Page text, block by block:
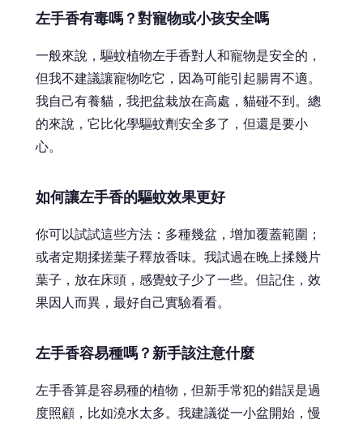
左手香有毒嗎？對寵物或小孩安全嗎
一般來說，驅蚊植物左手香對人和寵物是安全的，
但我不建議讓寵物吃它，因為可能引起腸胃不適。
我自己有養貓，我把盆栽放在高處，貓碰不到。總
的來說，它比化學驅蚊劑安全多了，但還是要小
心。
如何讓左手香的驅蚊效果更好
你可以試試這些方法：多種幾盆，增加覆蓋範圍；
或者定期揉搓葉子釋放香味。我試過在晚上揉幾片
葉子，放在床頭，感覺蚊子少了一些。但記住，效
果因人而異，最好自己實驗看看。
左手香容易種嗎？新手該注意什麼
左手香算是容易種的植物，但新手常犯的錯誤是過
度照顧，比如澆水太多。我建議從一小盆開始，慢